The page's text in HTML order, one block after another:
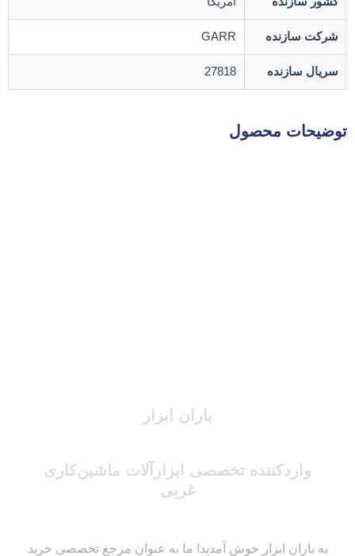
شرکت سازنده GARR
سریال سازنده 27818
توضیحات محصول
باران ابزار
واردکننده تخصصی ابزارآلات ماشین‌کاری
غربی
به باران ابزار خوش آمدید! ما به عنوان مرجع تخصصی خرید